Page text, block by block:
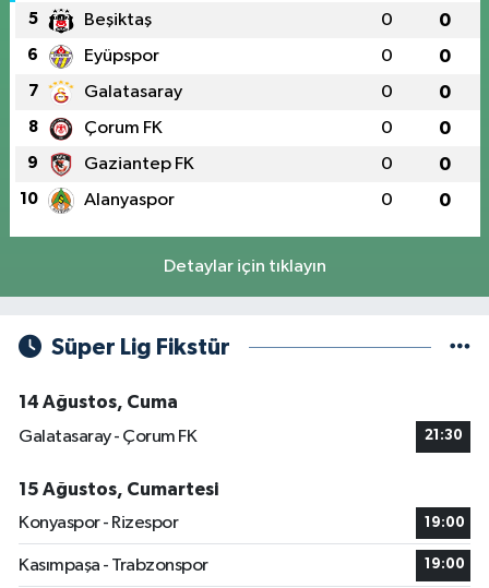
5 Beşiktaş 0 0
6 Eyüpspor 0 0
7 Galatasaray 0 0
8 Çorum FK 0 0
9 Gaziantep FK 0 0
10 Alanyaspor 0 0
Detaylar için tıklayın
Süper Lig Fikstür
14 Ağustos, Cuma
Galatasaray - Çorum FK
21:30
15 Ağustos, Cumartesi
Konyaspor - Rizespor
19:00
Kasımpaşa - Trabzonspor 19:00